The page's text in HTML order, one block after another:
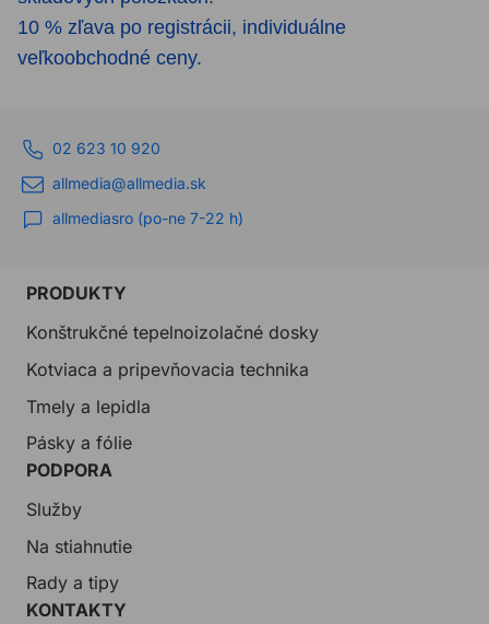
10 % zľava po registrácii, individuálne
veľkoobchodné ceny.
02 623 10 920
allmedia@allmedia.sk
allmediasro (po-ne 7-22 h)
PRODUKTY
Konštrukčné tepelnoizolačné dosky
Kotviaca a pripevňovacia technika
Tmely a lepidla
Pásky a fólie
PODPORA
Služby
Na stiahnutie
Rady a tipy
KONTAKTY